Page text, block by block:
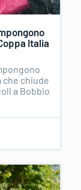
Italia
che chiude
a Bobbio